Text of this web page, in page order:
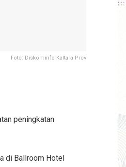
Foto: Diskominfo Kaltara Prov
peningkatan
di Ballroom Hotel